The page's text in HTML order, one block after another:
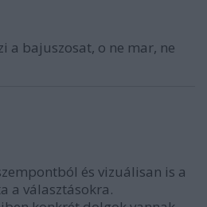
a bajuszosat, o ne mar, ne
és vizuálisan is a
a választásokra.